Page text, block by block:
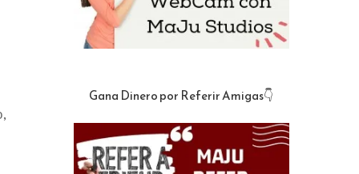
Gana Dinero por Referir Amigas👇